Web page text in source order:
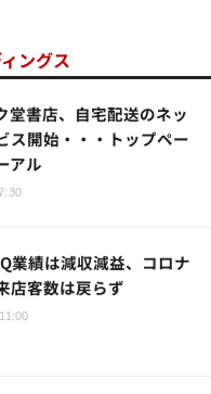
ングス
堂書店、自宅配送のネッ
ス開始・・・トップペー
アル
業績は減収減益、コロナ
店客数は戻らず